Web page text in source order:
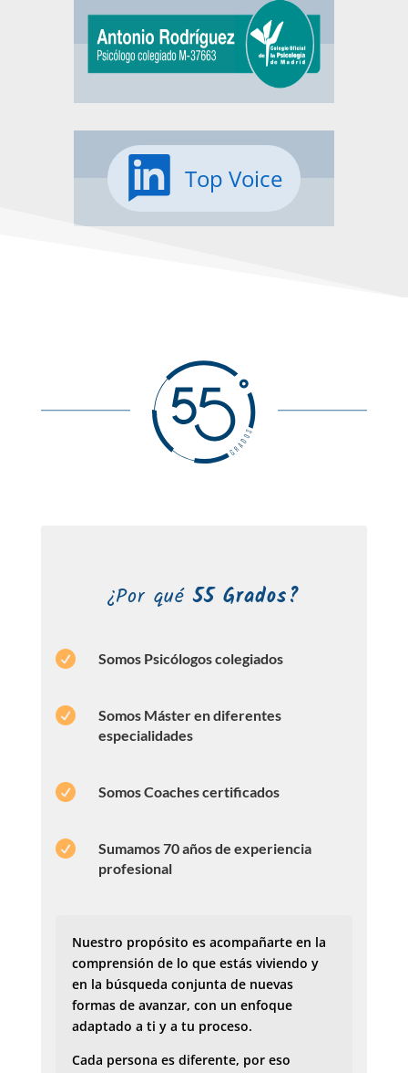
Top Voice
¿Por qué 55 Grados?
 Somos Psicólogos colegiados

Somos Máster en diferentes
especialidades
 Somos Coaches certificados

Sumamos 70 años de experiencia
profesional
Nuestro propósito es acompañarte en la
comprensión de lo que estás viviendo y
en la búsqueda conjunta de nuevas
formas de avanzar, con un enfoque
adaptado a ti y a tu proceso.
Cada persona es diferente, por eso